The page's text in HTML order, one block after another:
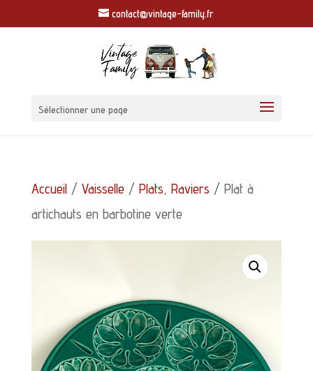
contact@vintage-family.fr
Sélectionner une page
Accueil/ Vaisselle/ Plats, Raviers / Plat à
artichauts en barbotine verte